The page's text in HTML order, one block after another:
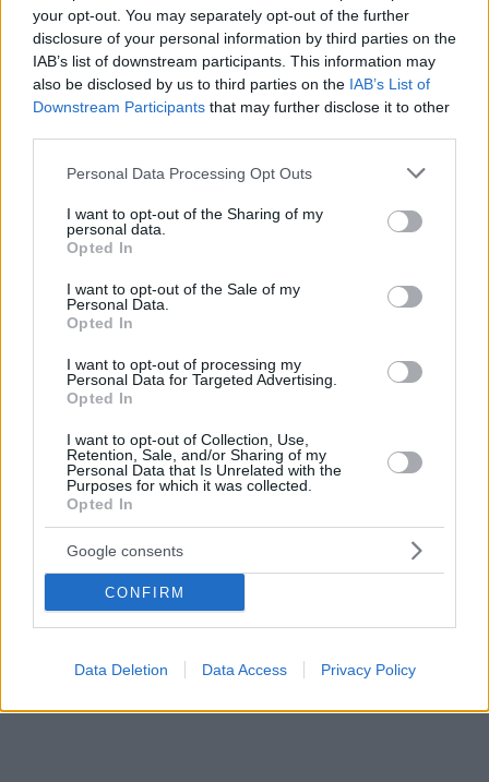
your opt-out. You may separately opt-out of the further
disclosure of your personal information by third parties on the
IAB’s list of downstream participants. This information may
also be disclosed by us to third parties on the IAB’s List of
Downstream Participants that may further disclose it to other
Please note that this website/app uses one or more Google
not limited to your visit or usage behaviour. You may click to
grant or deny consent to Google and its third-party tags to
use your data for below specified purposes in below Google
consent section.
Personal Data Processing Opt Outs
I want to opt-out of the Sharing of my
personal data.
Opted In
I want to opt-out of the Sale of my
Personal Data.
Opted In
I want to opt-out of processing my
Personal Data for Targeted Advertising.
Opted In
I want to opt-out of Collection, Use,
Retention, Sale, and/or Sharing of my
Personal Data that Is Unrelated with the
Purposes for which it was collected.
Opted In
Google consents
CONFIRM
Data Deletion Data Access Privacy Policy
Vitézy ha aggiunto che la delegazione ungherese ha lavorato
“giorno e notte” in vista dell’incontro previsto per venerdì tra
il Primo Ministro Magyar e la Presidente della Commissione
Europea Ursula von der Leyen, nella speranza di fare
progressi significativi per lo sblocco dei fondi.
popolare secondo un nuovo sondaggio
diplomatico
Prima dei colloqui con la NATO, Magyar ha incontrato anche
descritto come un colloquio “utile e lungimirante” a
Bruxelles.
riflettori: Maximus Textoris Pulcher, il gatto del Primo
Ministro belga, spesso definito dai media locali come il felino
più famoso del Belgio.
Magyar ha condiviso un video dell’incontro su Facebook,
mostrando il gatto che saluta la delegazione ungherese. Nel
filmato, De Wever scherza sul fatto che Maximus era “un po’
sopraffatto da tutte le persone”.